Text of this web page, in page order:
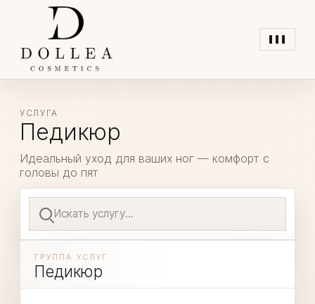
Открыть
меню
УСЛУГА
Педикюр
Идеальный уход для ваших ног — комфорт с
головы до пят
услуг
ГРУППА УСЛУГ
Педикюр